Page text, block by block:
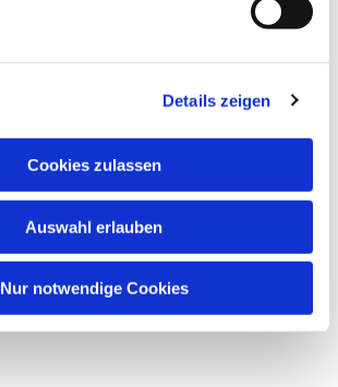
Details zeigen
Cookies zulassen
Auswahl erlauben
Nur notwendige Cookies